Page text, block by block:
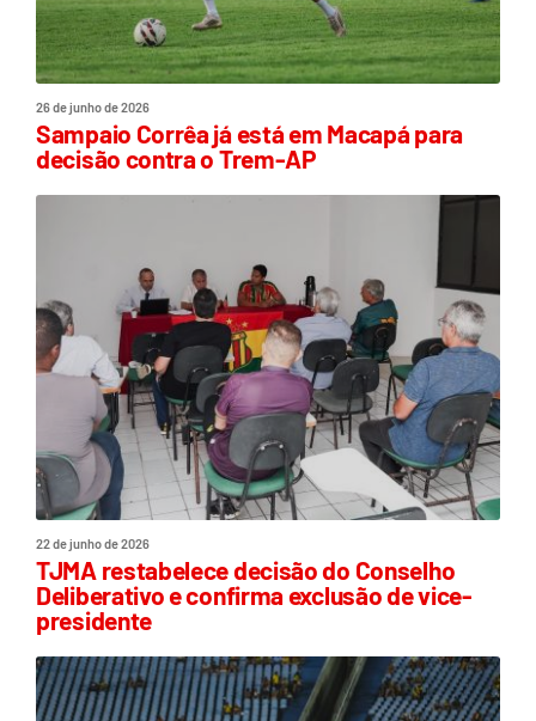
26 de junho de 2026
Sampaio Corrêa já está em Macapá para
decisão contra o Trem-AP
22 de junho de 2026
TJMA restabelece decisão do Conselho
Deliberativo e confirma exclusão de vice-
presidente